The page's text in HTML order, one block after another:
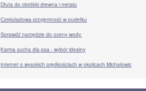
Dłuta do obróbki drewna i metalu
Czekoladowa przyjemność w pudełku
Sprawdź narzędzie do oceny wody.
Karma sucha dla psa - wybór idealny
Internet o wysokich prędkościach w okolicach Michałowic